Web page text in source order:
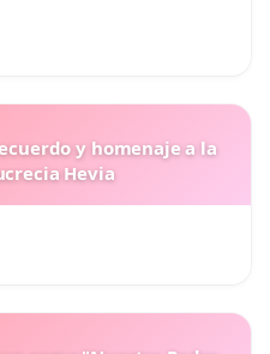
y homenaje a la
Hevia